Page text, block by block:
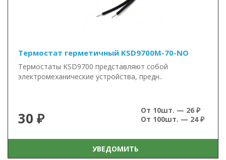
Термостат герметичный KSD9700M-70-NO
Термостаты KSD9700 представляют собой
электромеханические устройства, предн..
30 ₽
От 10шт. — 26 ₽
От 100шт. — 24 ₽
УВЕДОМИТЬ